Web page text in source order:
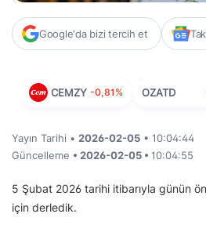
Google'da bizi tercih et
CEMZY -0,81% OZATD
Yayın Tarihi • 2026-02-05 • 10:04:44
Güncelleme • 2026-02-05 • 10:04:55
5 Şubat 2026 tarihi itibarıyla günün
için derledik.